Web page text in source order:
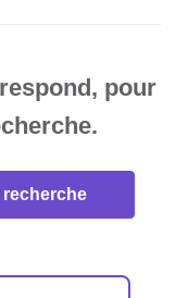
pour
recherche